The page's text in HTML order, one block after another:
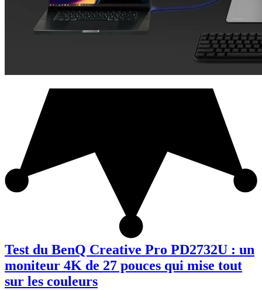
Test du BenQ Creative Pro PD2732U : un
moniteur 4K de 27 pouces qui mise tout
sur les couleurs